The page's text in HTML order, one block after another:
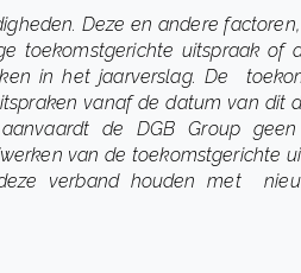
Deze en andere
toekomstgerichte uitspraak of
in het jaarverslag. De
vanaf de datum van dit
de DGB Group
van de toekomstgerichte
verband houden met